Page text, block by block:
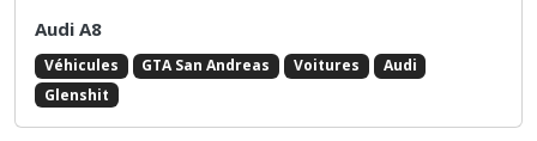
Audi A8
Véhicules GTA San Andreas Voitures
Audi
Glenshit